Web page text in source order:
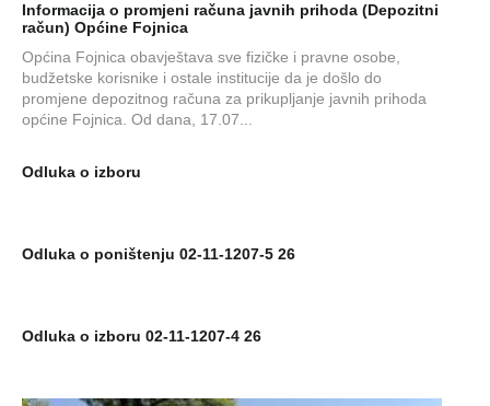
Informacija o promjeni računa javnih prihoda (Depozitni
račun) Općine Fojnica
Općina Fojnica obavještava sve fizičke i pravne osobe,
budžetske korisnike i ostale institucije da je došlo do
promjene depozitnog računa za prikupljanje javnih prihoda
općine Fojnica. Od dana, 17.07...
Odluka o izboru
Odluka o poništenju 02-11-1207-5 26
Odluka o izboru 02-11-1207-4 26